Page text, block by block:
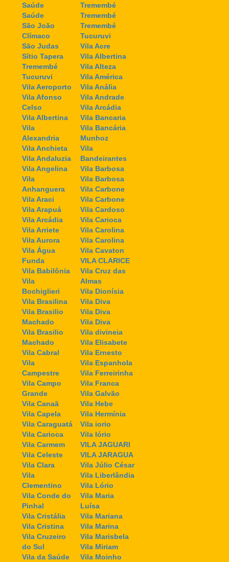
Saúde
Saúde
São João
Clímaco
São Judas
Sítio Tapera
Tremembé
Tucuruvi
Vila Aeroporto
Vila Afonso
Celso
Vila Albertina
Vila
Alexandria
Vila Anchieta
Vila Andaluzia
Vila Angelina
Vila
Anhanguera
Vila Araci
Vila Arapuá
Vila Arcádia
Vila Arriete
Vila Aurora
Vila Água
Funda
Vila Babilônia
Vila
Bochiglieri
Vila Brasilina
Vila Brasilio
Machado
Vila Brasilio
Machado
Vila Cabral
Vila
Campestre
Vila Campo
Grande
Vila Canaã
Vila Capela
Vila Caraguatá
Vila Carioca
Vila Carmem
Vila Celeste
Vila Clara
Vila
Clementino
Vila Conde do
Pinhal
Vila Cristália
Vila Cristina
Vila Cruzeiro
do Sul
Vila da Saúde
Tremembé
Tremembé
Tremembé
Tucuruvi
Vila Acre
Vila Albertina
Vila Alteza
Vila América
Vila Anália
Vila Andrade
Vila Arcádia
Vila Bancaria
Vila Bancária
Munhoz
Vila
Bandeirantes
Vila Barbosa
Vila Barbosa
Vila Carbone
Vila Carbone
Vila Cardoso
Vila Carioca
Vila Carolina
Vila Carolina
Vila Cavaton
VILA CLARICE
Vila Cruz das
Almas
Vila Dionísia
Vila Diva
Vila Diva
Vila Diva
Vila divineia
Vila Elisabete
Vila Ernesto
Vila Espanhola
Vila Ferreirinha
Vila Franca
Vila Galvão
Vila Hebe
Vila Hermínia
Vila iorio
Vila Iório
VILA JAGUARI
VILA JARAGUA
Vila Júlio César
Vila Liberlândia
Vila Lório
Vila Maria
Luísa
Vila Mariana
Vila Marina
Vila Marisbela
Vila Miriam
Vila Moinho